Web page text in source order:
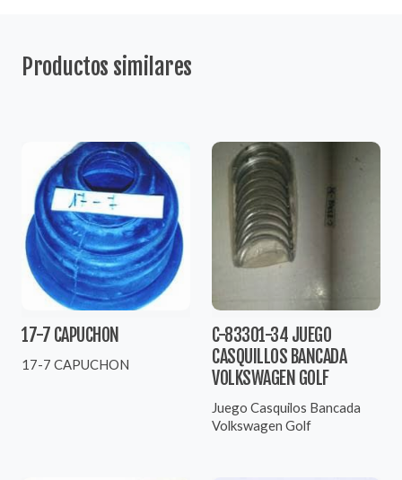
Productos similares
17-7 CAPUCHON
17-7 CAPUCHON
C-83301-34 JUEGO
CASQUILLOS BANCADA
VOLKSWAGEN GOLF
Juego Casquilos Bancada
Volkswagen Golf